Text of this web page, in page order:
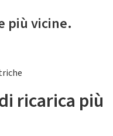
più vicine.
ricarica più